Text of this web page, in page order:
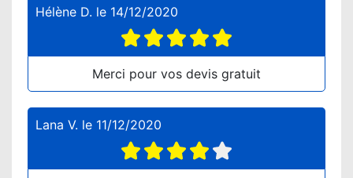
Hélène D. le 14/12/2020
Merci pour vos devis gratuit
Lana V. le 11/12/2020